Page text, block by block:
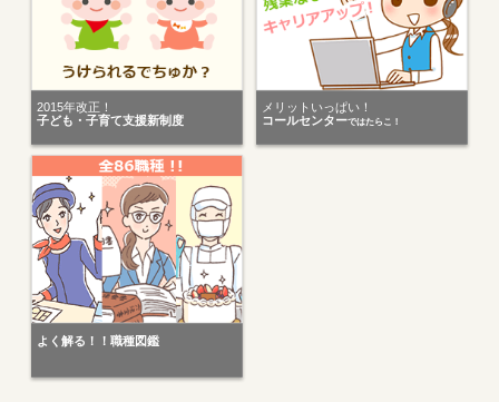
2015年改正！
子ども・子育て支援新制度
メリットいっぱい！
コールセンターではたらこ！
よく解る！！職種図鑑